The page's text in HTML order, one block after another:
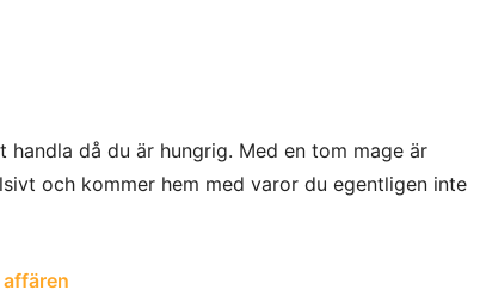
då du är hungrig. Med en tom mage är
och kommer hem med varor du egentligen inte
affären